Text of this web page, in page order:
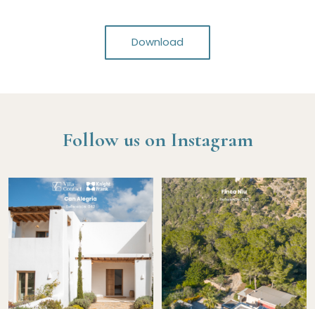
Download
Follow us on Instagram